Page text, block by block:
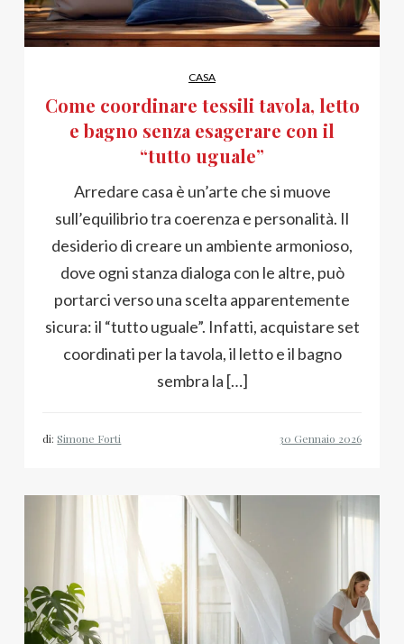
CASA
Come coordinare tessili tavola, letto
e bagno senza esagerare con il
“tutto uguale”
Arredare casa è un’arte che si muove
sull’equilibrio tra coerenza e personalità. Il
desiderio di creare un ambiente armonioso,
dove ogni stanza dialoga con le altre, può
portarci verso una scelta apparentemente
sicura: il “tutto uguale”. Infatti, acquistare set
coordinati per la tavola, il letto e il bagno
sembra la […]
di:Simone Forti